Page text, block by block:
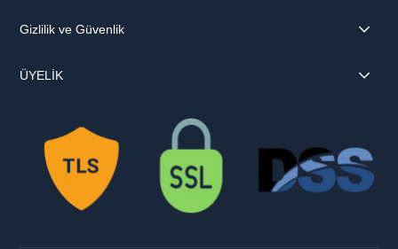
Gizlilik ve Güvenlik
ÜYELİK